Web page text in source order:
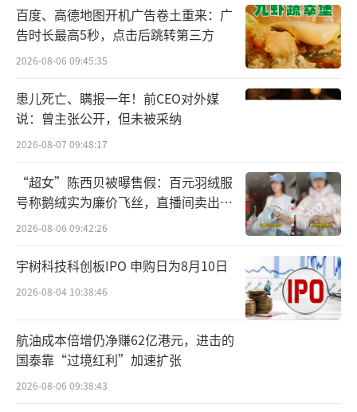
公司表示，本次发行将有助于稳定控制
权，为业务拓展提供资金支持。
西藏博鑫于2023年7月20日成立，注册资
本5000万元，由张金成和其100%持股的苏州
博鑫分别持股1%和99%。该公司尚未开展实际
百度、高德地图开机广告卷土重来：广
告时长最高5秒，点击后跳转第三方
2026-08-06 09:45:35
患儿死亡、瞒报一年！前CEO对外媒
说：曾主张公开，但未被采纳
2026-08-07 09:48:17
“超女”陈西贝被曝售假：百元羽绒服
号称鹅绒实为廉价飞丝，直播间卖出超
百万元
2026-08-06 09:42:26
宇树科技科创板IPO 申购日为8月10日
2026-08-04 10:38:46
航油成本倍增仍净赚62亿港元，进击的
国泰靠“过境红利”加速扩张
2026-08-06 09:38:43